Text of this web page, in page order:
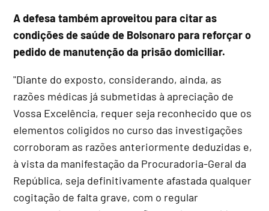
A defesa também aproveitou para citar as
condições de saúde de Bolsonaro para reforçar o
pedido de manutenção da prisão domiciliar.
"Diante do exposto, considerando, ainda, as
razões médicas já submetidas à apreciação de
Vossa Excelência, requer seja reconhecido que os
elementos coligidos no curso das investigações
corroboram as razões anteriormente deduzidas e,
à vista da manifestação da Procuradoria-Geral da
República, seja definitivamente afastada qualquer
cogitação de falta grave, com o regular